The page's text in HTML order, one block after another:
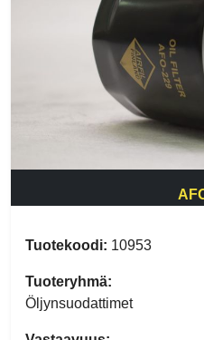
Tuotekoodi: 10953
Tuoteryhmä:
Öljynsuodattimet